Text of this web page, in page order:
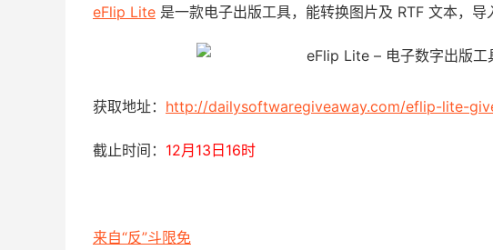
eFlip Lite 是一款电子出版工具，能转换图片及 RTF 文本，导
获取地址： http://dailysoftwaregiveaway.com/eflip-lite-
截止时间： 12月13日16时
来自“反”斗限免